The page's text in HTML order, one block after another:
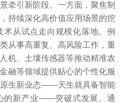
牵引新阶段。一方面，聚焦制
持续深化高价值应用场景的挖
从试点走向规模化落地。例
从事高重复、高风险工作，重
机、土壤传感器等推动精准农
融等领域提供贴心的个性化服
生新业态——天生就具备智能
的新产业——突破式发展。通